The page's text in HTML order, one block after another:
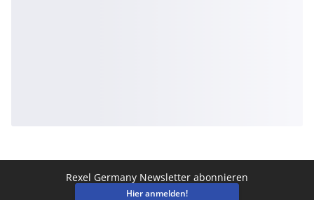
Rexel Germany Newsletter abonnieren
Hier anmelden!